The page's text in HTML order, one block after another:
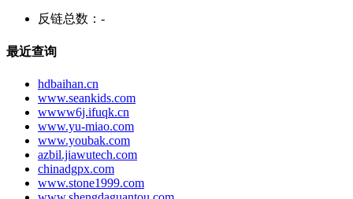
反链总数： -
最近查询
hdbaihan.cn
www.seankids.com
wwww6j.ifuqk.cn
www.yu-miao.com
www.youbak.com
azbil.jiawutech.com
chinadgpx.com
www.stone1999.com